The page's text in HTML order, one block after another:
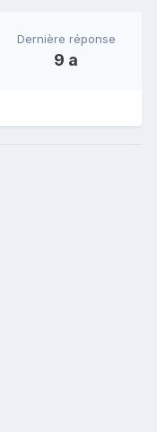
Dernière réponse
9 a